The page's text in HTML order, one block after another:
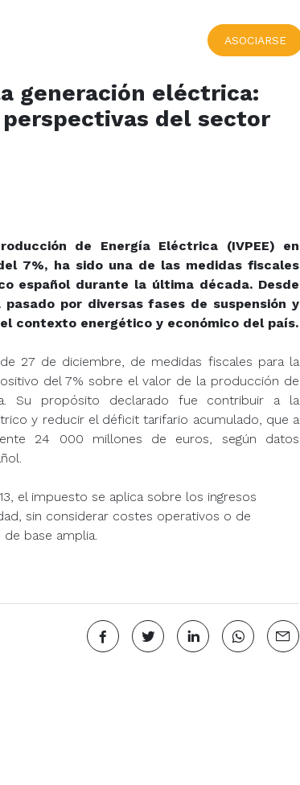
ASOCIARSE
generación eléctrica:
del sector
de Energía Eléctrica (IVPEE) en
7%, ha sido una de las medidas fiscales
español durante la última década. Desde
por diversas fases de suspensión y
contexto energético y económico del país.
27 de diciembre, de medidas fiscales para la
del 7% sobre el valor de la producción de
Su propósito declarado fue contribuir a la
y reducir el déficit tarifario acumulado, que a
24 000 millones de euros, según datos
el impuesto se aplica sobre los ingresos
sin considerar costes operativos o de
base amplia.